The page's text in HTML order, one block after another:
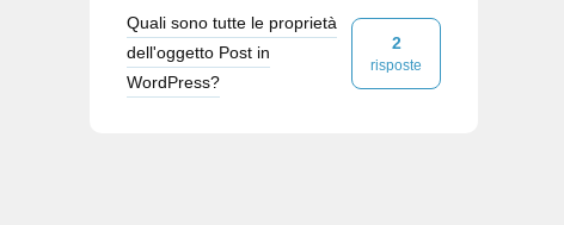
Quali sono tutte le proprietà
dell'oggetto Post in
WordPress?
2
risposte